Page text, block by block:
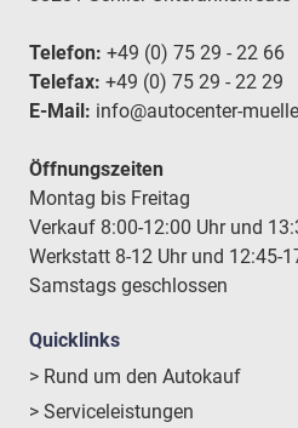
Telefon: +49 (0) 75 29 - 22 66
Telefax: +49 (0) 75 29 - 22 29
E-Mail: info@autocenter-
Öffnungszeiten
Montag bis Freitag
Verkauf 8:00-12:00 Uhr und
Werkstatt 8-12 Uhr und 12:45-
Samstags geschlossen
Quicklinks
> Rund um den Autokauf
> Serviceleistungen